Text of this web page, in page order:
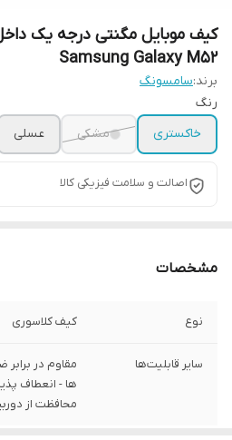
Samsung Galaxy M52
برند:سامسونگ
رنگ
خاکستری
مشکی عسلی
اصالت و سلامت فیزیکی کالا
مشخصات
نوع کیف کلاسوری
سایر قابلیت‌ها
مقاوم در
ها - انعطاف
محافظت از